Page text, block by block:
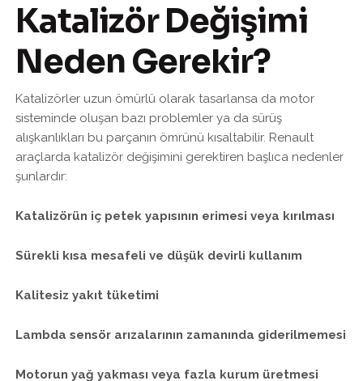
Katalizör Değişimi
Neden Gerekir?
Katalizörler uzun ömürlü olarak tasarlansa da motor
sisteminde oluşan bazı problemler ya da sürüş
alışkanlıkları bu parçanın ömrünü kısaltabilir. Renault
araçlarda katalizör değişimini gerektiren başlıca nedenler
şunlardır:
Katalizörün iç petek yapısının erimesi veya kırılması
Sürekli kısa mesafeli ve düşük devirli kullanım
Kalitesiz yakıt tüketimi
Lambda sensör arızalarının zamanında giderilmemesi
Motorun yağ yakması veya fazla kurum üretmesi